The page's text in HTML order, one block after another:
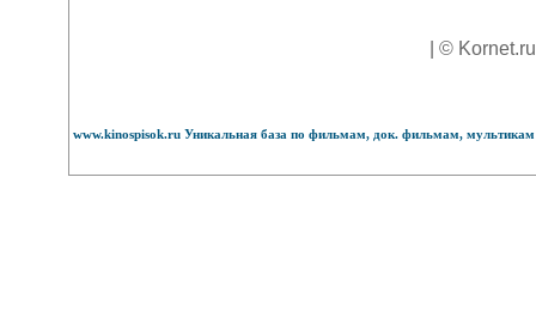
| ©
www.kinospisok.ru Уникальная база по фильмам, док. фильмам,